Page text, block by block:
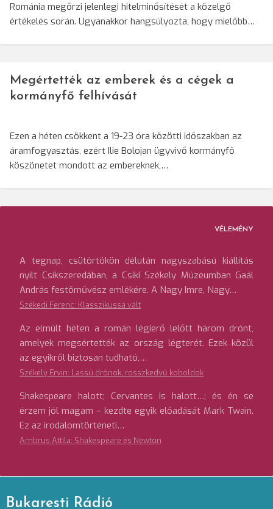
Románia megőrzi jelenlegi hitelminősítését a közelgő
értékelés során. Ugyanakkor hangsúlyozta, hogy mielőbb…
Megértették az emberek és a cégek a
kormányfő felhívását
Ezen a héten csökkent a 19-23 óra közötti időszakban az
áramfogyasztás, ezért Ilie Bolojan ügyvivő kormányfő
köszönetet mondott az embereknek,…
VÉLEMÉNY
A tegnap, csütörtökön délután nagyszabású kiállítás
nyílt Csíkszeredában, a Csíki Székely Múzeumban Gaál
András festőművész emlékére. A Nagy Imre, Nagy…
Székedi Ferenc: Klasszikussá vált
Az elmúlt héten a román légierő lelőtt három drónt,
amelyek megsértették az ország légterét. Ezek közül
az egyikről biztosan tudható,…
Székely Ervin: Lassú drónok, rosszkedvű koboldok
Shakespeare halott; Cervantes is halott…; és én se
érzem jól magam – kezdte egyik előadását Mark Twain.
Ez az irodalomtörténeti…
Ambrus Attila: Shakespeare és Newton
Bukaresti Rádió